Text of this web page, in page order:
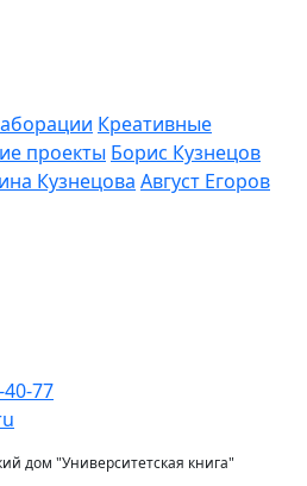
Креативные
проекты Борис Кузнецов
Кузнецова Август Егоров
40-77
дом "Университетская книга"